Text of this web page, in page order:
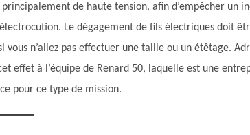
principalement de haute tension, afin d’empêcher un
Le dégagement de fils électriques doit
vous n’allez pas effectuer une taille ou un étêtage.
effet à l’équipe de Renard 50, laquelle est une
pour ce type de mission.